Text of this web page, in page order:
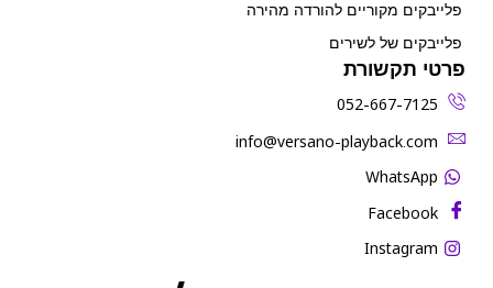
פלייבקים מקוריים להורדה מהירה
פלייבקים של לשירים
פרטי תקשורת
052-667-7125
‫info@versano-playback.com‬
WhatsApp
Facebook
Instagram